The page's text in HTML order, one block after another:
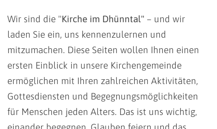
Wir sind die "Kirche im Dhünntal" – und wir
laden Sie ein, uns kennenzulernen und
mitzumachen. Diese Seiten wollen Ihnen einen
ersten Einblick in unsere Kirchengemeinde
ermöglichen mit Ihren zahlreichen Aktivitäten,
Gottesdiensten und Begegnungsmöglichkeiten
für Menschen jeden Alters. Das ist uns wichtig,